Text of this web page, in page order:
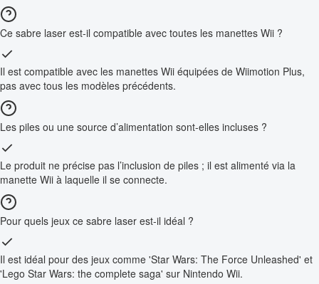
Ce sabre laser est-il compatible avec toutes les manettes Wii ?
Il est compatible avec les manettes Wii équipées de Wiimotion Plus,
pas avec tous les modèles précédents.
Les piles ou une source d’alimentation sont-elles incluses ?
Le produit ne précise pas l’inclusion de piles ; il est alimenté via la
manette Wii à laquelle il se connecte.
Pour quels jeux ce sabre laser est-il idéal ?
Il est idéal pour des jeux comme 'Star Wars: The Force Unleashed' et
'Lego Star Wars: the complete saga' sur Nintendo Wii.